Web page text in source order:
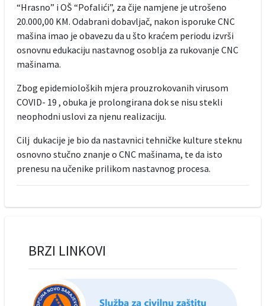
“Hrasno” i OŠ “Pofalići”, za čije namjene je utrošeno
20.000,00 KM. Odabrani dobavljač, nakon isporuke CNC
mašina imao je obavezu da u što kraćem periodu izvrši
osnovnu edukaciju nastavnog osoblja za rukovanje CNC
mašinama.
Zbog epidemioloških mjera prouzrokovanih virusom
COVID- 19 , obuka je prolongirana dok se nisu stekli
neophodni uslovi za njenu realizaciju.
Cilj dukacije je bio da nastavnici tehničke kulture steknu
osnovno stučno znanje o CNC mašinama, te da isto
prenesu na učenike prilikom nastavnog procesa.
BRZI LINKOVI